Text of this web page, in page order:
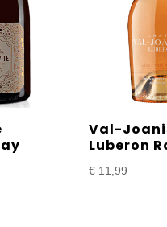
Val-
Luberon
€11,99